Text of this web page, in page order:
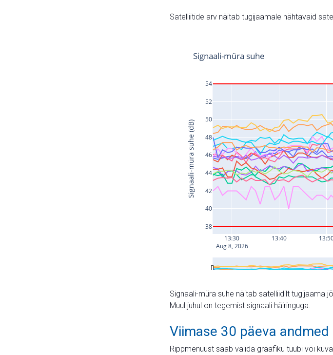
Satelliitide arv näitab tugijaamale nähtavaid
Signaali-müra suhe näitab satelliidilt tugijaama
Muul juhul on tegemist signaali häiringuga.
Viimase 30 päeva andmed
Rippmenüüst saab valida graafiku tüübi või